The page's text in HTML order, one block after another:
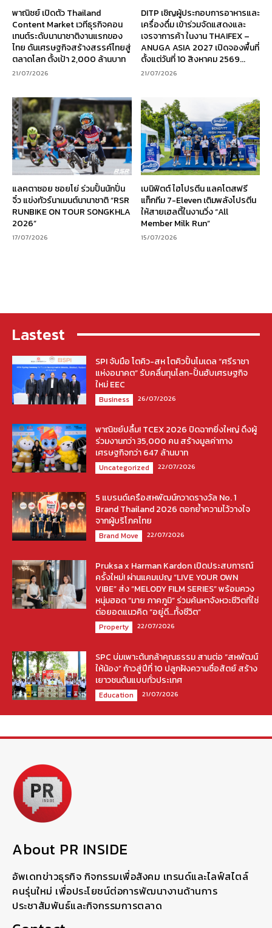
พาณิชย์ เปิดตัว Thailand
Content Market เวทีธุรกิจคอน
เทนต์ระดับนานาชาติงานแรกของ
ไทย ดันเศรษฐกิจสร้างสรรค์ไทยสู่
ตลาดโลก ตั้งเป้า 2,000 ล้านบาท
21/07/2026
DITP เชิญผู้ประกอบการอาหารและ
เครื่องดื่ม เข้าร่วมจัดแสดงและ
เจรจาการค้า ในงาน THAIFEX –
ANUGA ASIA 2027 เปิดจองพื้นที่
ตั้งแต่วันที่ 10 สิงหาคม 2569...
21/07/2026
แลคตาซอย ซอยโย่ ร่วมปั้นนักปั่น
จิ๋ว แข่งทัวร์นาเมนต์นานาชาติ “RSR
RUNBIKE ON TOUR SONGKHLA
2026”
17/07/2026
เบนิฟิตต์ ไฮโปรตีน แลคโตสฟรี
แท็กทีม 7-Eleven เติมพลังโปรตีน
ให้สายเฮลตี้ในงานวิ่ง “All
Member Milk Run”
15/07/2026
Lastest
SPI จับมือ โตคิว-สห โตคิวปั้นโมเดล “ศรีราชา
แห่งอนาคต” รับคลื่นทุนโลก-ปั้นฮับเศรษฐกิจ
ใหม่ EEC
Business 26/07/2026
พาณิชย์ปลื้ม! TCEX 2026 ปิดฉากยิ่งใหญ่ ดึงผู้
ร่วมงานกว่า 35,000 คน สร้างมูลค่าทาง
เศรษฐกิจกว่า 647 ล้านบาท
Uncategorized 22/07/2026
5 แบรนด์เครือสหพัฒน์กวาดรางวัล No. 1
Brand Thailand 2026 ตอกย้ำความไว้วางใจ
จากผู้บริโภคไทย
Brand Move 22/07/2026
Pruksa x Harman Kardon เปิดประสบการณ์
ครั้งใหม่! ผ่านแคมเปญ “LIVE YOUR OWN
VIBE” ส่ง “MELODY FILM SERIES” พร้อมควง
หนุ่มฮอต “มาย ภาคภูมิ” ร่วมค้นหาจังหวะชีวิตที่ใช่
ต่อยอดแนวคิด “อยู่ดี…ทั้งชีวิต”
Property 22/07/2026
SPC บ่มเพาะต้นกล้าคุณธรรม สานต่อ “สหพัฒน์
ให้น้อง” ก้าวสู่ปีที่ 10 ปลูกฝังความซื่อสัตย์ สร้าง
เยาวชนต้นแบบทั่วประเทศ
Education 21/07/2026
About PR INSIDE
อัพเดทข่าวธุรกิจ กิจกรรมเพื่อสังคม เทรนด์และไลฟ์สไตล์
คนรุ่นใหม่ เพื่อประโยชน์ต่อการพัฒนางานด้านการ
ประชาสัมพันธ์และกิจกรรมการตลาด